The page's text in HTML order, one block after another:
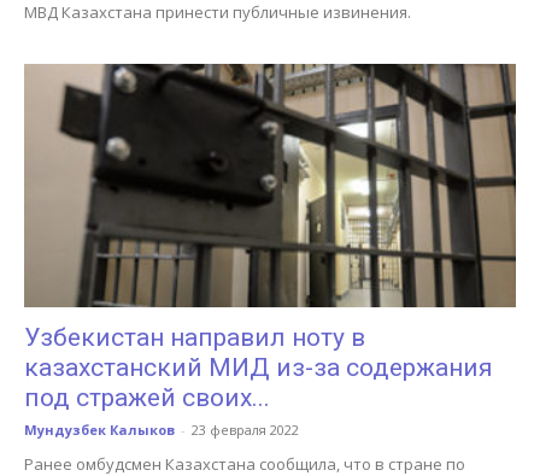
МВД Казахстана принести публичные извинения.
Узбекистан направил ноту в
казахстанский МИД из-за содержания
под стражей своих...
Мундузбек Калыков - 23 февраля 2022
Ранее омбудсмен Казахстана сообщила, что в стране по